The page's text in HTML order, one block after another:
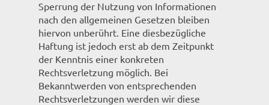
Sperrung der Nutzung von Informationen
nach den allgemeinen Gesetzen bleiben
hiervon unberührt. Eine diesbezügliche
Haftung ist jedoch erst ab dem Zeitpunkt
der Kenntnis einer konkreten
Rechtsverletzung möglich. Bei
Bekanntwerden von entsprechenden
Rechtsverletzungen werden wir diese